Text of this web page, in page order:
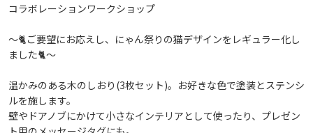
コラボレーションワークショップ
～🐈ご要望にお応えし、にゃん祭りの猫デザインをレギュラー化し
ました🐈～
温かみのある木のしおり(3枚セット)。お好きな色で塗装とステンシ
ルを施します。
壁やドアノブにかけて小さなインテリアとして使ったり、プレゼン